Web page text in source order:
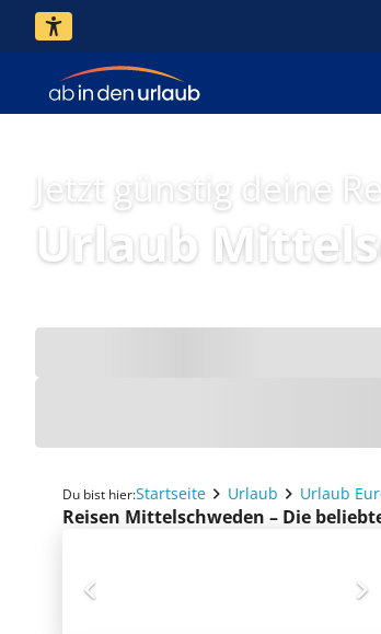
Jetzt günstig deine
Urlaub
Du bist hier:Startseite Urlaub Urlaub
Reisen Mittelschweden – Die